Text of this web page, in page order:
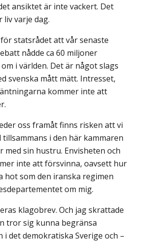
ansiktet är inte vackert. Det
varje dag.
statsrådet att vår senaste
nådde ca 60 miljoner
i världen. Det är något slags
svenska mått mätt. Intresset,
kommer inte att
oss framåt finns risken att vi
i den här kammaren
med sin hustru. Envisheten och
inte att försvinna, oavsett hur
hot som den iranska regimen
om mig.
klagobrev. Och jag skrattade
tror sig kunna begränsa
det demokratiska Sverige och –